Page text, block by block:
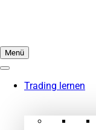
Menü
Trading lernen